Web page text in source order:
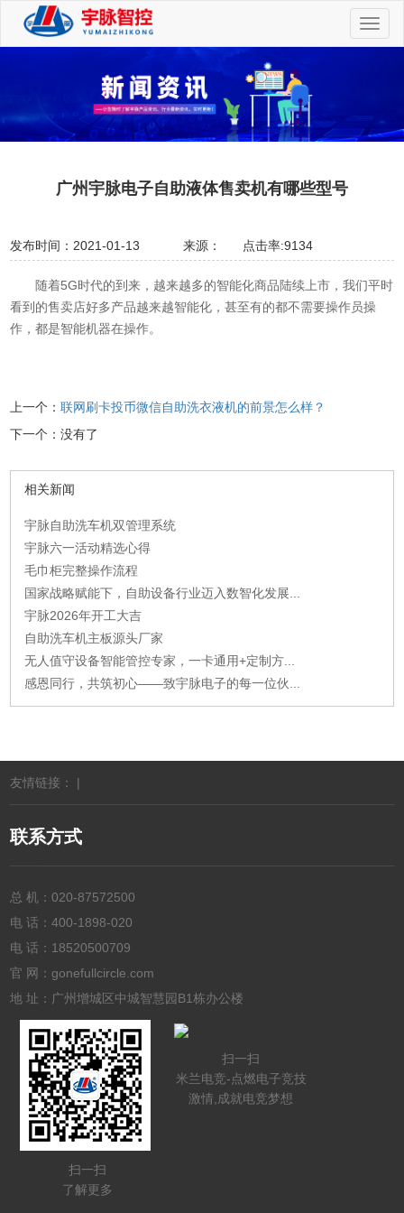
切
换
广州宇脉电子自助液体售卖机有哪些型号
发布时间：2021-01-13 来源： 点击率:9134
随着5G时代的到来，越来越多的智能化商品陆续上市，我们平时
看到的售卖店好多产品越来越智能化，甚至有的都不需要操作员操
作，都是智能机器在操作。
上一个：联网刷卡投币微信自助洗衣液机的前景怎么样？
下一个：没有了
相关新闻
宇脉自助洗车机双管理系统
宇脉六一活动精选心得
毛巾柜完整操作流程
国家战略赋能下，自助设备行业迈入数智化发展...
宇脉2026年开工大吉
自助洗车机主板源头厂家
无人值守设备智能管控专家，一卡通用+定制方...
感恩同行，共筑初心——致宇脉电子的每一位伙...
友情链接： |
联系方式
总 机：020-87572500
电 话：400-1898-020
电 话： 18520500709
官 网：gonefullcircle.com
地 址：广州增城区中城智慧园B1栋办公楼
扫一扫
了解更多
扫一扫
米兰电竞-点燃电子竞技
激情,成就电竞梦想